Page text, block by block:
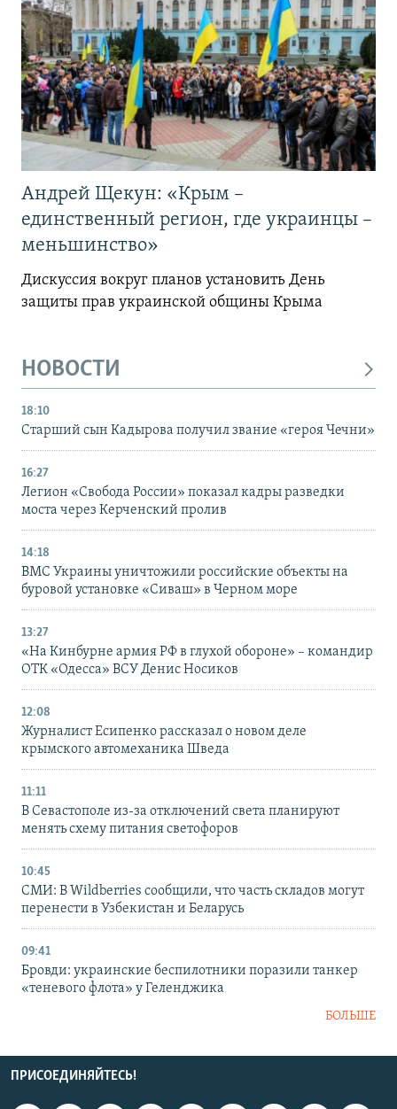
Андрей Щекун: «Крым –
единственный регион, где украинцы –
меньшинство»
Дискуссия вокруг планов установить День
защиты прав украинской общины Крыма
НОВОСТИ
18:10
Старший сын Кадырова получил звание «героя Чечни»
16:27
Легион «Свобода России» показал кадры разведки
моста через Керченский пролив
14:18
ВМС Украины уничтожили российские объекты на
буровой установке «Сиваш» в Черном море
13:27
«На Кинбурне армия РФ в глухой обороне» – командир
ОТК «Одесса» ВСУ Денис Носиков
12:08
Журналист Есипенко рассказал о новом деле
крымского автомеханика Шведа
11:11
В Севастополе из-за отключений света планируют
менять схему питания светофоров
10:45
СМИ: В Wildberries сообщили, что часть складов могут
перенести в Узбекистан и Беларусь
09:41
Бровди: украинские беспилотники поразили танкер
«теневого флота» у Геленджика
БОЛЬШЕ
ПРИСОЕДИНЯЙТЕСЬ!